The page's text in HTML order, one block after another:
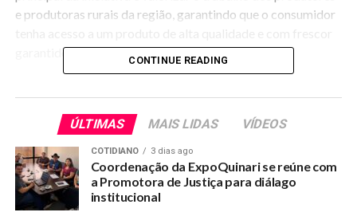
e produtoras rurais da região, garantindo que o consumidor
garantido.
especialmente em um período de alta demanda, a feira
funciona como um importante motor para a economia
regional. Ao eliminar intermediários, o evento permite que o
lucro retorne diretamente para as famílias do campo,
fortalecendo o setor agropecuário de Senador Guiomard.
CONTINUE READING
ÚLTIMAS MAIS LIDAS VÍDEOS
COTIDIANO 3 dias ago
Coordenação da ExpoQuinari se reúne com
a Promotora de Justiça para diálago
institucional